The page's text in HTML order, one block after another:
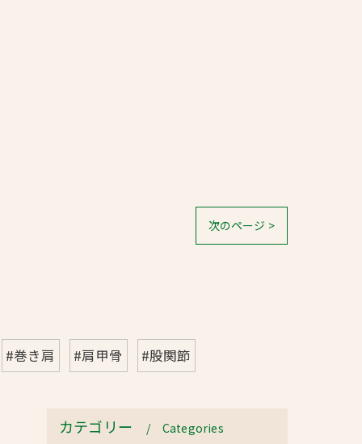
次のページ >
#巻き肩 #肩甲骨 #股関節
カテゴリー Categories